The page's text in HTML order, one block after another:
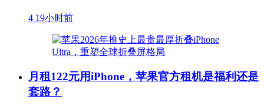
4 19小时前
月租122元用iPhone，苹果官方租机是福利还是
套路？